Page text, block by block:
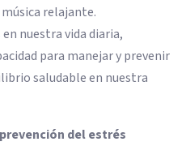
relajante.
nuestra vida diaria,
para manejar y prevenir
saludable en nuestra
prevención del estrés